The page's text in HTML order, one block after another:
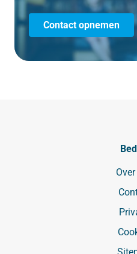
Contact opnemen